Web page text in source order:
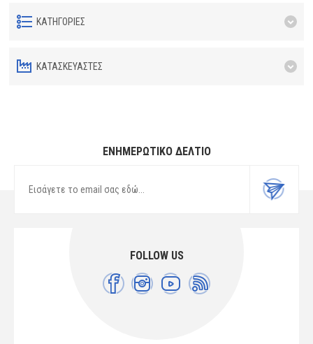
ΚΑΤΗΓΟΡΊΕΣ
ΚΑΤΑΣΚΕΥΑΣΤΈΣ
ΕΝΗΜΕΡΩΤΙΚΌ ΔΕΛΤΊΟ
FOLLOW US